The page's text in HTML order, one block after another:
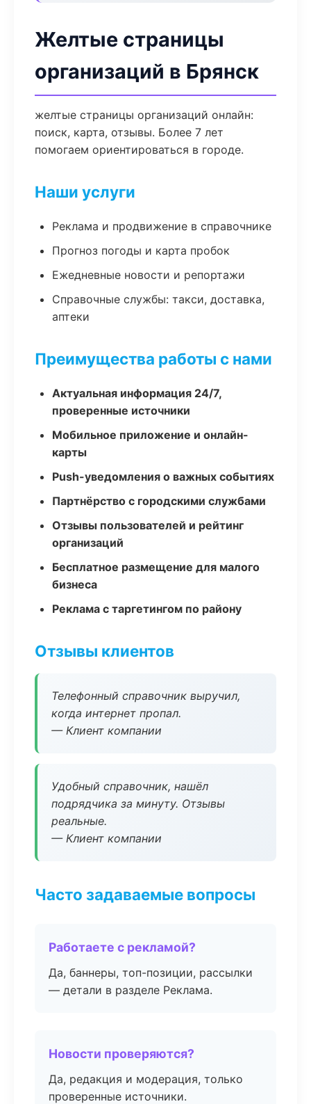
Желтые страницы
организаций в Брянск
желтые страницы организаций онлайн:
поиск, карта, отзывы. Более 7 лет
помогаем ориентироваться в городе.
Наши услуги
Реклама и продвижение в справочнике
Прогноз погоды и карта пробок
Ежедневные новости и репортажи
Справочные службы: такси, доставка,
аптеки
Преимущества работы с нами
Актуальная информация 24/7,
проверенные источники
Мобильное приложение и онлайн-
карты
Push-уведомления о важных событиях
Партнёрство с городскими службами
Отзывы пользователей и рейтинг
организаций
Бесплатное размещение для малого
бизнеса
Реклама с таргетингом по району
Отзывы клиентов
Телефонный справочник выручил,
когда интернет пропал.
— Клиент компании
Удобный справочник, нашёл
подрядчика за минуту. Отзывы
реальные.
— Клиент компании
Часто задаваемые вопросы
Работаете с рекламой?
Да, баннеры, топ-позиции, рассылки
— детали в разделе Реклама.
Новости проверяются?
Да, редакция и модерация, только
проверенные источники.